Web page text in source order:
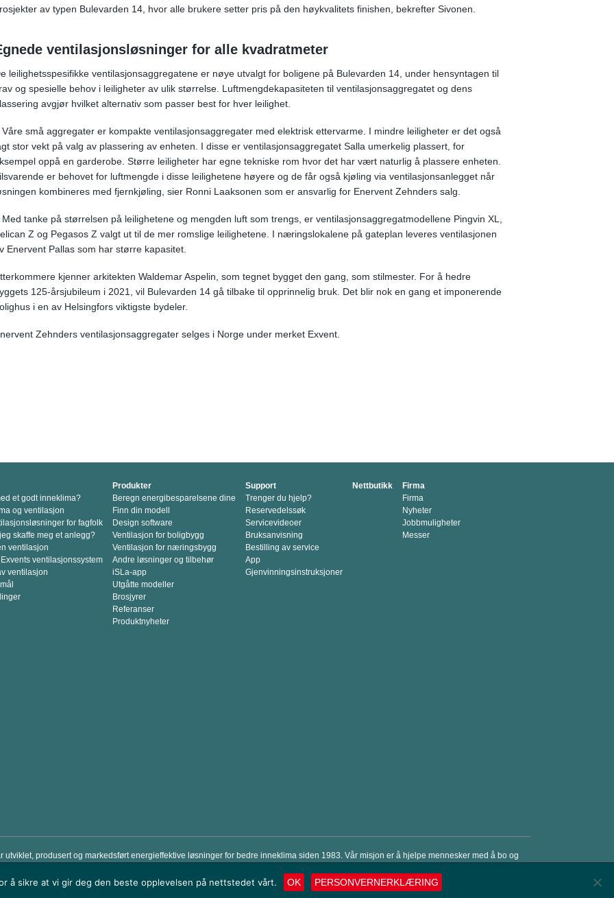
av typen Bulevarden 14, hvor alle brukere setter pris på den høykvalitets finishen, bekrefter Sivonen.
ventilasjonsløsninger for alle kvadratmeter
leilighetsspesifikke ventilasjonsaggregatene er nøye utvalgt for boligene på Bulevarden 14, under hensyntagen til
og spesielle behov i leiligheter av ulik størrelse. Luftmengdekapasiteten til ventilasjonsaggregatet og dens
avgjør hvilket alternativ som passer best for hver leilighet.
Våre små aggregater er kompakte ventilasjonsaggregater med elektrisk ettervarme. I mindre leiligheter er det også
stor vekt på valg av plassering av enheten. I disse er ventilasjonsaggregatet Salla umerkelig plassert, for
oppå en garderobe. Større leiligheter har egne tekniske rom hvor det har vært naturlig å plassere enheten.
er behovet for luftmengde i disse leilighetene høyere og de får også kjøling via ventilasjonsanlegget når
kombineres med fjernkjøling, sier Ronni Laaksonen som er ansvarlig for Enervent Zehnders salg.
Med tanke på størrelsen på leilighetene og mengden luft som trengs, er ventilasjonsaggregatmodellene Pingvin XL,
Z og Pegasos Z valgt ut til de mer romslige leilighetene. I næringslokalene på gateplan leveres ventilasjonen
Enervent Pallas som har større kapasitet.
kjenner arkitekten Waldemar Aspelin, som tegnet bygget den gang, som stilmester. For å hedre
125-årsjubileum i 2021, vil Bulevarden 14 gå tilbake til opprinnelig bruk. Det blir nok en gang et imponerende
i en av Helsingfors viktigste bydeler.
Zehnders ventilasjonsaggregater selges i Norge under merket Exvent.
et godt inneklima?
og ventilasjon
for fagfolk
skaffe meg et anlegg?
ventilasjon
ventilasjonssystem
ventilasjon
Produkter
Beregn energibesparelsene dine
Finn din modell
Design software
Ventilasjon for boligbygg
Ventilasjon for næringsbygg
Andre løsninger og tilbehør
iSLa-app
Utgåtte modeller
Brosjyrer
Referanser
Produktnyheter
Support
Trenger du hjelp?
Reservedelssøk
Servicevideoer
Bruksanvisning
Bestilling av service
App
Gjenvinningsinstruksjoner
Nettbutikk
Firma
Firma
Nyheter
Jobbmuligheter
Messer
utviklet, produsert og markedsført energieffektive løsninger for bedre inneklima siden 1983. Vår misjon er å hjelpe mennesker med å bo og
å sikre at vi gir deg den beste opplevelsen på nettstedet vårt. OK PERSONVERNERKLÆRING